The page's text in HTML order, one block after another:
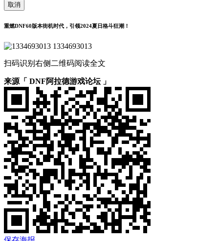
取消
重燃DNF60版本街机时代，引领2024夏日格斗狂潮！
1334693013
扫码识别右侧二维码阅读全文
来源「 DNF阿拉德游戏论坛 」